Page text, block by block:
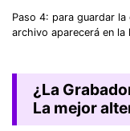
Paso 4: para guardar
archivo aparecerá en la
¿La
La mejor